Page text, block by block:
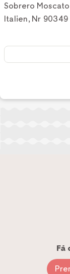
Sobrero
Italien, Nr 90349
Få